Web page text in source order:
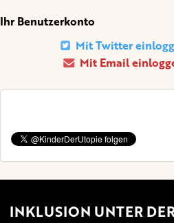
Ihr Benutzerkonto
Mit Twitter
Mit Email
INKLUSION UNTER